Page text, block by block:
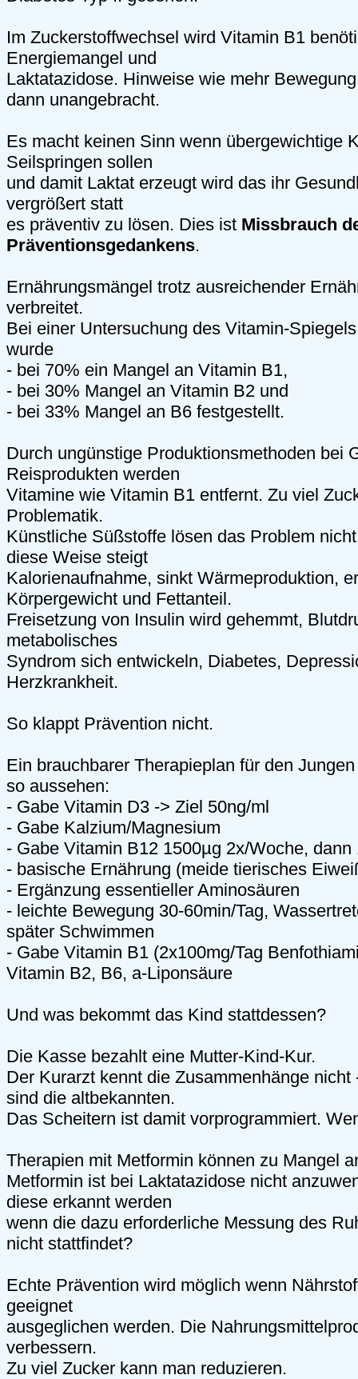
Im Zuckerstoffwechsel wird Vitamin B1
Energiemangel und
Laktatazidose. Hinweise wie mehr
dann unangebracht.
Es macht keinen Sinn wenn übergewichtige
Seilspringen sollen
und damit Laktat erzeugt wird das ihr
vergrößert statt
es präventiv zu lösen. Dies ist Missbrauch
Präventionsgedankens.
Ernährungsmängel trotz ausreichender
verbreitet.
Bei einer Untersuchung des Vitamin-
wurde
- bei 70% ein Mangel an Vitamin B1,
- bei 30% Mangel an Vitamin B2 und
- bei 33% Mangel an B6 festgestellt.
Durch ungünstige Produktionsmethoden bei
Reisprodukten werden
Vitamine wie Vitamin B1 entfernt. Zu viel
Problematik.
Künstliche Süßstoffe lösen das Problem
diese Weise steigt
Kalorienaufnahme, sinkt Wärmeproduktion,
Körpergewicht und Fettanteil.
Freisetzung von Insulin wird gehemmt,
metabolisches
Syndrom sich entwickeln, Diabetes,
Herzkrankheit.
So klappt Prävention nicht.
Ein brauchbarer Therapieplan für den
so aussehen:
- Gabe Vitamin D3 -> Ziel 50ng/ml
- Gabe Kalzium/Magnesium
- Gabe Vitamin B12 1500µg 2x/Woche, dann
- basische Ernährung (meide tierisches
- Ergänzung essentieller Aminosäuren
- leichte Bewegung 30-60min/Tag,
später Schwimmen
- Gabe Vitamin B1 (2x100mg/Tag
Vitamin B2, B6, a-Liponsäure
Und was bekommt das Kind stattdessen?
Die Kasse bezahlt eine Mutter-Kind-Kur.
Der Kurarzt kennt die Zusammenhänge nicht
sind die altbekannten.
Das Scheitern ist damit vorprogrammiert.
Therapien mit Metformin können zu Mangel
Metformin ist bei Laktatazidose nicht
diese erkannt werden
wenn die dazu erforderliche Messung des
nicht stattfindet?
Echte Prävention wird möglich wenn
geeignet
ausgeglichen werden. Die
verbessern.
Zu viel Zucker kann man reduzieren.